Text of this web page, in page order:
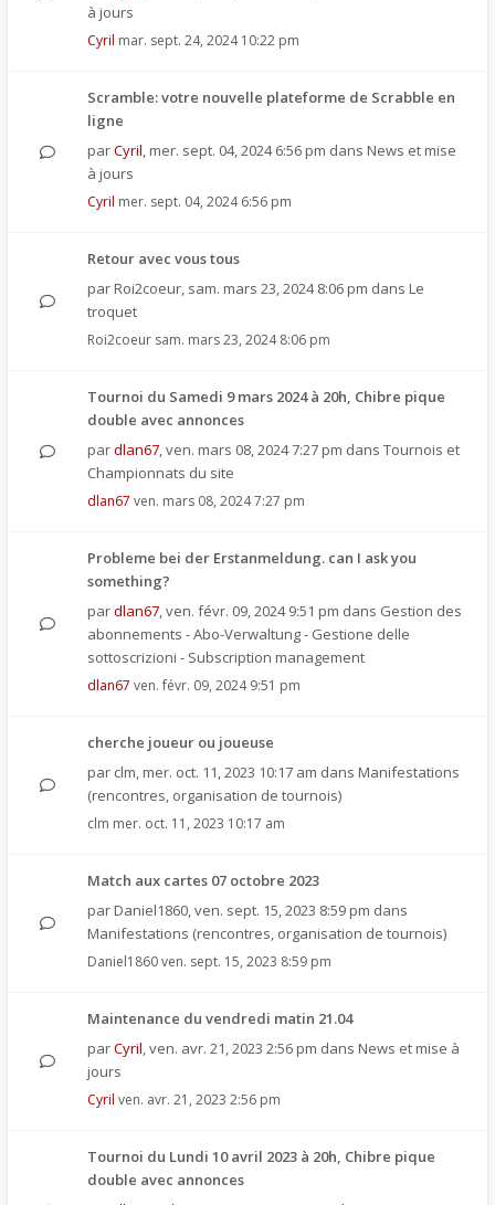
à jours
Cyril mar. sept. 24, 2024 10:22 pm
Scramble: votre nouvelle plateforme de Scrabble en
ligne
parCyril, mer. sept. 04, 2024 6:56 pm dans News et mise
à jours
Cyril mer. sept. 04, 2024 6:56 pm
Retour avec vous tous
par Roi2coeur, sam. mars 23, 2024 8:06 pm dans Le
troquet
Roi2coeur sam. mars 23, 2024 8:06 pm
Tournoi du Samedi 9 mars 2024 à 20h, Chibre pique
double avec annonces
pardlan67,ven. mars 08, 2024 7:27 pm dans Tournois et
Championnats du site
dlan67 ven. mars 08, 2024 7:27 pm
Probleme bei der Erstanmeldung. can I ask you
something?
pardlan67,ven. févr. 09, 2024 9:51 pm dans Gestion des
abonnements - Abo-Verwaltung - Gestione delle
sottoscrizioni - Subscription management
dlan67 ven. févr. 09, 2024 9:51 pm
cherche joueur ou joueuse
par clm, mer. oct. 11, 2023 10:17 am dans Manifestations
(rencontres, organisation de tournois)
clm mer. oct. 11, 2023 10:17 am
Match aux cartes 07 octobre 2023
par Daniel1860,ven. sept. 15, 2023 8:59 pm dans
Manifestations (rencontres, organisation de tournois)
Daniel1860ven. sept. 15, 2023 8:59 pm
Maintenance du vendredi matin 21.04
parCyril,ven. avr. 21, 2023 2:56 pm dans News et mise à
jours
Cyril ven. avr. 21, 2023 2:56 pm
Tournoi du Lundi 10 avril 2023 à 20h, Chibre pique
double avec annonces